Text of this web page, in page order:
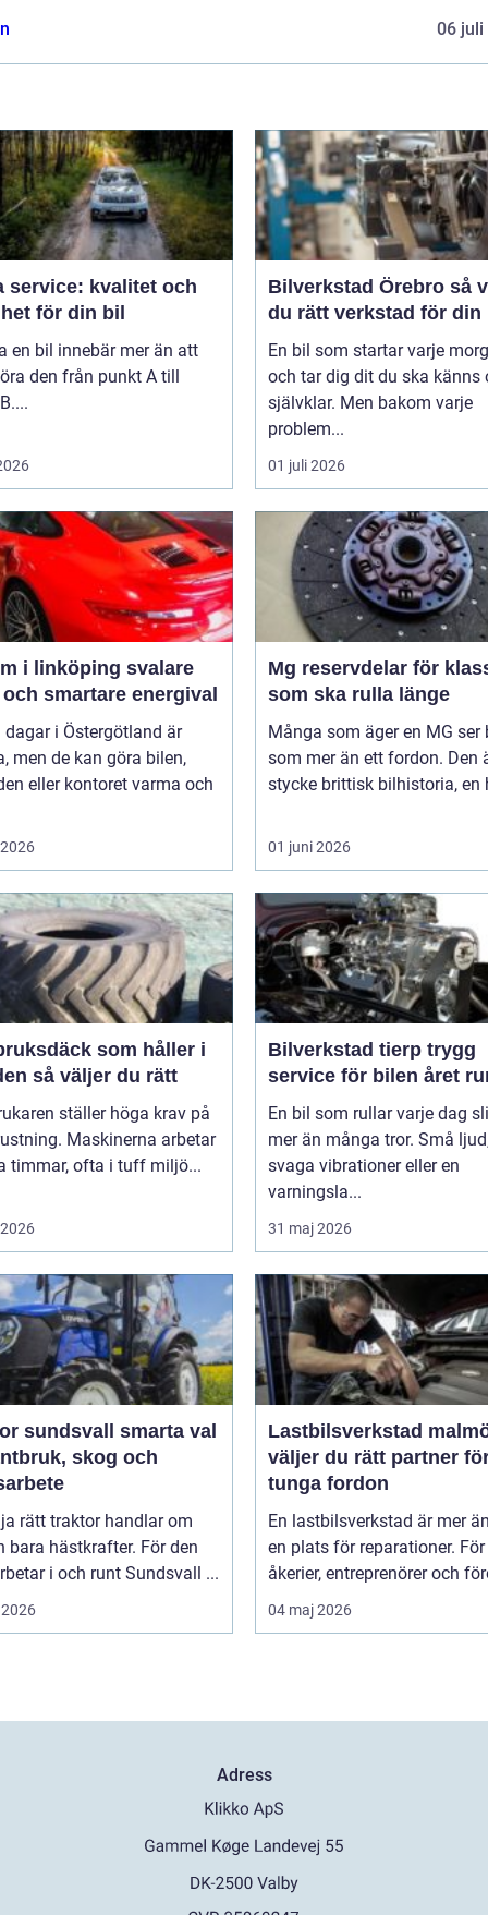
06 juli
service: kvalitet och
för din bil
en bil innebär mer än att
den från punkt A till
Bilverkstad Örebro så väljer
du rätt verkstad för din
En bil som startar varje
och tar dig dit du ska känns
självklar. Men bakom varje
problem...
01 juli 2026
linköping svalare
smartare energival
dagar i Östergötland är
men de kan göra bilen,
eller kontoret varma och
Mg reservdelar för
som ska rulla länge
Många som äger en MG ser
som mer än ett fordon. Den
stycke brittisk bilhistoria, en
01 juni 2026
som håller i
längden så väljer du rätt
ställer höga krav på
Maskinerna arbetar
timmar, ofta i tuff miljö...
Bilverkstad tierp trygg
service för bilen året
En bil som rullar varje dag
mer än många tror. Små
svaga vibrationer eller en
varningsla...
31 maj 2026
smarta val
skog och
rätt traktor handlar om
bara hästkrafter. För den
i och runt Sundsvall ...
Lastbilsverkstad malmö
väljer du rätt partner
tunga fordon
En lastbilsverkstad är mer
en plats för reparationer. För
åkerier, entreprenörer och
04 maj 2026
Adress